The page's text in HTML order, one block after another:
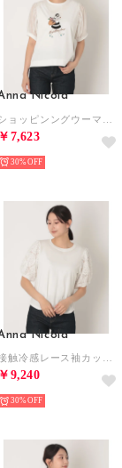
Nicola
￥7,623
30%
Nicola
￥9,240
30%